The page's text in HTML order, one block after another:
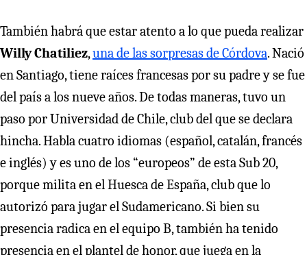
También habrá que estar atento a lo que pueda realizar
Willy Chatiliez,una de las sorpresas de Córdova. Nació
en Santiago, tiene raíces francesas por su padre y se fue
del país a los nueve años. De todas maneras, tuvo un
paso por Universidad de Chile, club del que se declara
hincha. Habla cuatro idiomas (español, catalán, francés
e inglés) y es uno de los “europeos” de esta Sub 20,
porque milita en el Huesca de España, club que lo
autorizó para jugar el Sudamericano. Si bien su
presencia radica en el equipo B, también ha tenido
presencia en el plantel de honor, que juega en la